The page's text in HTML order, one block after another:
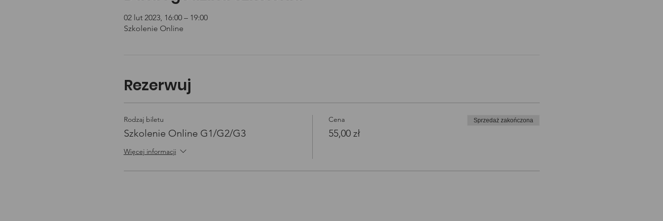
02 lut 2023, 16:00 – 19:00
Szkolenie Online
Rezerwuj
Rodzaj biletu
Szkolenie Online G1/G2/G3
Więcej informacji
Cena
55,00 zł
Sprzedaż zakończona
Open link in new window